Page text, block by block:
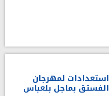
استعدادات لمهرجان
الفستق بماجل بلعباس